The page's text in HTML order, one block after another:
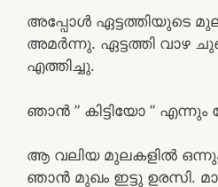
അപ്പോൾ ഏട്ടത്തിയുടെ
അമർന്നു. ഏട്ടത്തി വാഴ
എത്തിച്ചു.
ഞാൻ ” കിട്ടിയോ ” എന്നും
ആ വലിയ മുലകളിൽ
ഞാൻ മുഖം ഇട്ടു ഉരസി.